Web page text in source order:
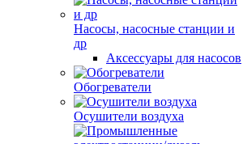
Насосы, насосные станции и
др
Аксессуары для насосов
Обогреватели
Осушители воздуха